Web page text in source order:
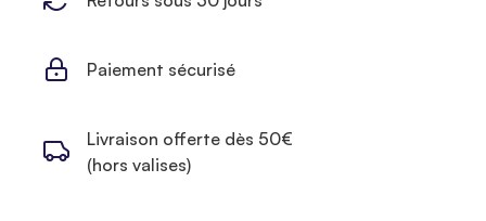
Paiement sécurisé
Livraison offerte dès 50€
(hors valises)